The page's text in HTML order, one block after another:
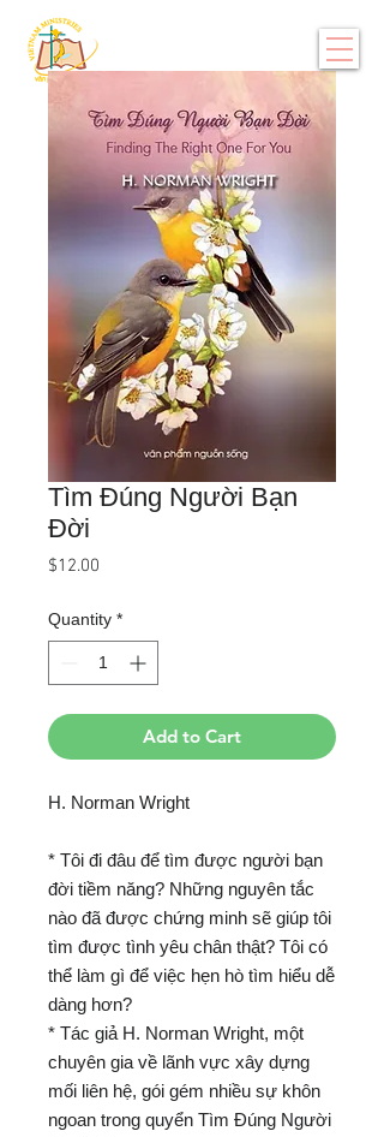
Tìm Đúng Người Bạn
Đời
$12.00
Quantity *
Add to Cart
H. Norman Wright
* Tôi đi đâu để tìm được người bạn
đời tiềm năng? Những nguyên tắc
nào đã được chứng minh sẽ giúp tôi
tìm được tình yêu chân thật? Tôi có
thể làm gì để việc hẹn hò tìm hiểu dễ
dàng hơn?
* Tác giả H. Norman Wright, một
chuyên gia về lãnh vực xây dựng
mối liên hệ, gói gém nhiều sự khôn
ngoan trong quyển Tìm Đúng Người